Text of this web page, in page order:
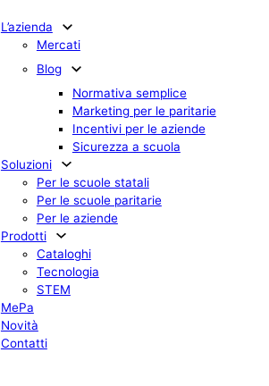
L’azienda
Mercati
Blog
Normativa semplice
Marketing per le paritarie
Incentivi per le aziende
Sicurezza a scuola
Soluzioni
Per le scuole statali
Per le scuole paritarie
Per le aziende
Prodotti
Cataloghi
Tecnologia
STEM
MePa
Novità
Contatti